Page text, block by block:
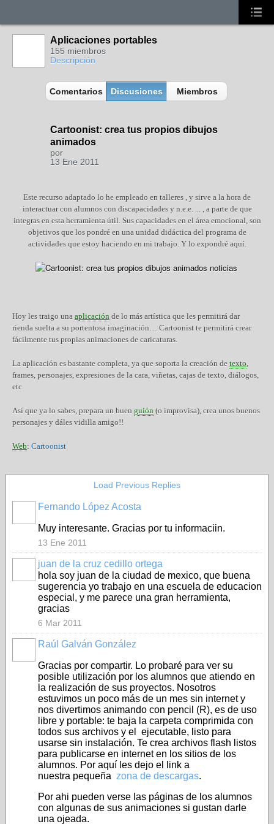
Aplicaciones portables
155 miembros
Descripción
Comentarios Discusiones Miembros
Cartoonist: crea tus propios dibujos
animados
por
13 Ene 2011
Este recurso adaptado lo he empleado en talleres , y sirve a la hora de
interactuar con alumnos con discapacidades y n.e.e. ... , a parte de que
integras en esta herramienta útil. Sus capacidades en el área emocional, son
objetivos que los pondré en una unidad didáctica del programa de
actividades que estoy haciendo en mi trabajo. Y lo expondré aquí.
Hoy les traigo una aplicación de lo más artística que les permitirá dar
rienda suelta a su portentosa imaginación… Cartoonist te permitirá crear
fácilmente tus propias animaciones de caricaturas.
La aplicación es bastante completa, ya que soporta la creación de texto,
frames, personajes, expresiones de la cara, viñetas, cajas de texto, diálogos,
etc.
Así que ya lo sabes, prepara un buen guión (o improvisa), crea unos buenos
personajes y dáles vidilla amigo!!
Web: Cartoonist
Load Previous Replies
Fernando López Acosta
Muy interesante. Gracias por tu informaciin.
13 Ene 2011
juan de la cruz cedillo ortega
hola soy juan de la ciudad de mexico, que buena
sugerencia yo trabajo en una escuela de educacion
especial, y me parece una gran herramienta,
gracias
6 Mar 2011
Raúl Galván González
Gracias por compartir. Lo probaré para ver su
posible utilización por los alumnos que atiendo en
la realización de sus proyectos. Nosotros
estuvimos un poco más de un mes sin internet y
nos divertimos animando con pencil (R), es de uso
libre y portable: te baja la carpeta comprimida con
todos sus archivos y el ejecutable, listo para
usarse sin instalación. Te crea archivos flash listos
para publicarse en internet en los sitios de los
alumnos. Por aquí les dejo el link a
nuestra pequeña zona de descargas.
Por ahi pueden verse las páginas de los alumnos
con algunas de sus animaciones si gustan darle
una ojeada.